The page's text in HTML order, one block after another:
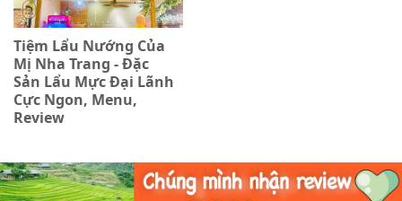
Tiệm Lẩu Nướng Của
Mị Nha Trang - Đặc
Sản Lẩu Mực Đại Lãnh
Cực Ngon, Menu,
Review